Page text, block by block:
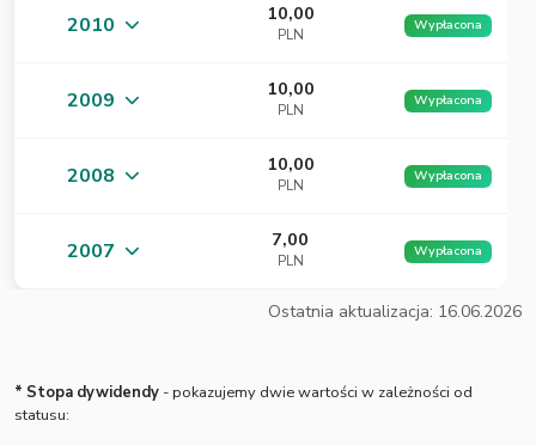
2010 10,00
PLN
Wypłacona
2009 10,00
PLN
Wypłacona
2008 10,00
PLN
Wypłacona
2007 7,00
PLN
Wypłacona
Ostatnia aktualizacja: 16.06.2026
* Stopa dywidendy - pokazujemy dwie wartości w zależności od
statusu: